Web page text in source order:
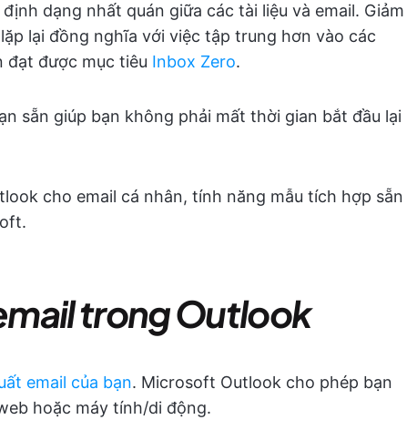
dạng nhất quán giữa các tài liệu và email. Giảm
lại đồng nghĩa với việc tập trung hơn vào các
đạt được mục tiêu Inbox Zero.
sẵn giúp bạn không phải mất thời gian bắt đầu lại
cho email cá nhân, tính năng mẫu tích hợp sẵn
trong Outlook
email của bạn. Microsoft Outlook cho phép bạn
hoặc máy tính/di động.